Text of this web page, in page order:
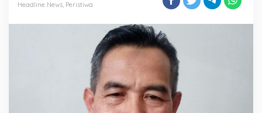
Headline News, Peristiwa